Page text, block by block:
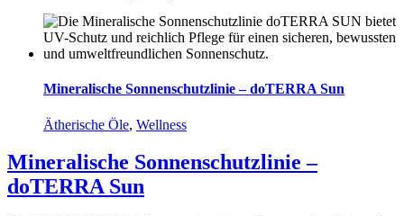
Mineralische Sonnenschutzlinie – doTERRA Sun
Ätherische Öle, Wellness
Mineralische Sonnenschutzlinie –
doTERRA Sun